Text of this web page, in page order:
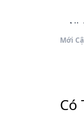
Mới
Có